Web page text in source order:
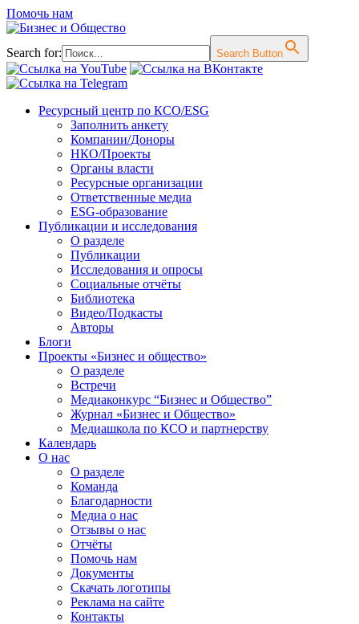
Помочь нам
Search for: Search Button
Перейти
содержимому
Ресурсный центр по КСО/ESG
Заполнить анкету
Компании/Доноры
НКО/Проекты
Органы власти
Ресурсные организации
Ответственные медиа
ESG-образование
Публикации и исследования
О разделе
Публикации
Исследования и опросы
Социальные отчёты
Библиотека
Видео/Подкасты
Авторы
Блоги
Проекты «Бизнес и общество»
О разделе
Встречи
Медиаконкурс “Бизнес и Общество”
Журнал «Бизнес и Общество»
Медиашкола по КСО и партнерству
Календарь
О нас
О разделе
Команда
Благодарности
Медиа о нас
Отзывы о нас
Отчёты
Помочь нам
Документы
Скачать логотипы
Реклама на сайте
Контакты